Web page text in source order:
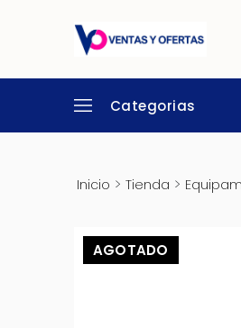
Categorias
Inicio > Tienda >
AGOTADO